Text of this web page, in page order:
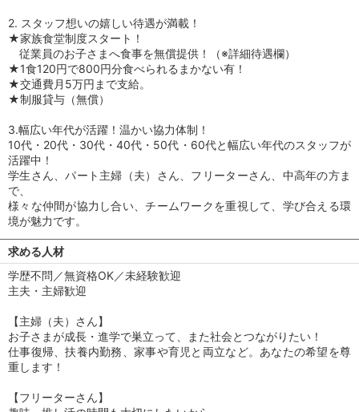
2. スタッフ想いの嬉しい待遇が満載！
★家族食堂制度スタート！
従業員のお子さまへ食事を無償提供！（※詳細待遇欄）
★1食120円で800円分食べられるまかない有！
★交通費月5万円まで支給。
★制服貸与（無償）
3.幅広い年代が活躍！温かい協力体制！
10代・20代・30代・40代・50代・60代と幅広い年代のスタッフが
活躍中！
学生さん、パート主婦（夫）さん、フリーターさん、中高年の方ま
で、
様々な仲間が協力し合い、チームワークを重視して、学び合える環
境が魅力です。
求める人材
学歴不問／無資格OK／未経験歓迎
主夫・主婦歓迎
【主婦（夫）さん】
お子さまが成長・進学で巣立って、また社会とつながりたい！
仕事復帰、扶養内勤務、家事や育児と両立など。あなたの希望を尊
重します！
【フリーターさん】